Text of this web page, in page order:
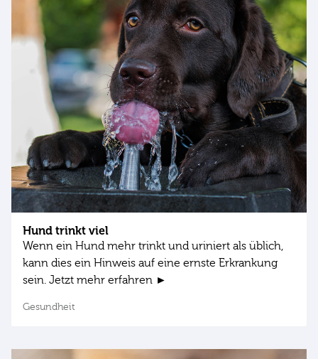
Hund trinkt viel
Wenn ein Hund mehr trinkt und uriniert als üblich,
kann dies ein Hinweis auf eine ernste Erkrankung
sein. Jetzt mehr erfahren ►
Gesundheit